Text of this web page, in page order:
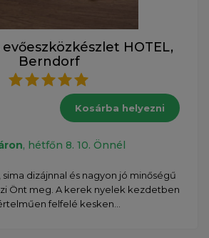
HOTEL,
Berndorf
Kosárba helyezni
, hétfőn 8. 10. Önnél
sima dizájnnal és nagyon jó minőségű
Önt meg. A kerek nyelek kezdetben
felfelé kesken...